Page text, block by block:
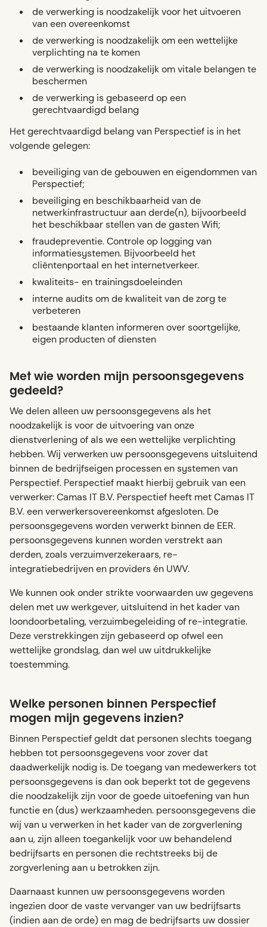
de verwerking is noodzakelijk voor het uitvoeren
van een overeenkomst
de verwerking is noodzakelijk om een wettelijke
verplichting na te komen
de verwerking is noodzakelijk om vitale belangen te
beschermen
de verwerking is gebaseerd op een
gerechtvaardigd belang
Het gerechtvaardigd belang van Perspectief is in het
volgende gelegen:
beveiliging van de gebouwen en eigendommen van
Perspectief;
beveiliging en beschikbaarheid van de
netwerkinfrastructuur aan derde(n), bijvoorbeeld
het beschikbaar stellen van de gasten Wifi;
fraudepreventie. Controle op logging van
informatiesystemen. Bijvoorbeeld het
cliëntenportaal en het internetverkeer.
kwaliteits- en trainingsdoeleinden
interne audits om de kwaliteit van de zorg te
verbeteren
bestaande klanten informeren over soortgelijke,
eigen producten of diensten
Met wie worden mijn persoonsgegevens
gedeeld?
We delen alleen uw persoonsgegevens als het
noodzakelijk is voor de uitvoering van onze
dienstverlening of als we een wettelijke verplichting
hebben. Wij verwerken uw persoonsgegevens uitsluitend
binnen de bedrijfseigen processen en systemen van
Perspectief. Perspectief maakt hierbij gebruik van een
verwerker: Camas IT B.V. Perspectief heeft met Camas IT
B.V. een verwerkersovereenkomst afgesloten. De
persoonsgegevens worden verwerkt binnen de EER.
persoonsgegevens kunnen worden verstrekt aan
derden, zoals verzuimverzekeraars, re-
integratiebedrijven en providers én UWV.
We kunnen ook onder strikte voorwaarden uw gegevens
delen met uw werkgever, uitsluitend in het kader van
loondoorbetaling, verzuimbegeleiding of re-integratie.
Deze verstrekkingen zijn gebaseerd op ofwel een
wettelijke grondslag, dan wel uw uitdrukkelijke
toestemming.
Welke personen binnen Perspectief
mogen mijn gegevens inzien?
Binnen Perspectief geldt dat personen slechts toegang
hebben tot persoonsgegevens voor zover dat
daadwerkelijk nodig is. De toegang van medewerkers tot
persoonsgegevens is dan ook beperkt tot de gegevens
die noodzakelijk zijn voor de goede uitoefening van hun
functie en (dus) werkzaamheden. persoonsgegevens die
wij van u verwerken in het kader van de zorgverlening
aan u, zijn alleen toegankelijk voor uw behandelend
bedrijfsarts en personen die rechtstreeks bij de
zorgverlening aan u betrokken zijn.
Daarnaast kunnen uw persoonsgegevens worden
ingezien door de vaste vervanger van uw bedrijfsarts
(indien aan de orde) en mag de bedrijfsarts uw dossier